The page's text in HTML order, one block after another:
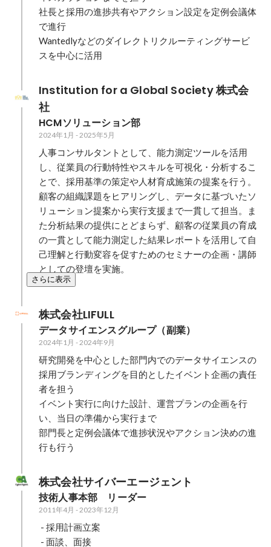
社長と採用の進捗共有やアクション設定を定例会議体
で進行
Wantedlyなどのダイレクトリクルーティングサービ
スを中心に活用
Institution for a Global Society 株式会
社
HCMソリューション部
2024年1月 -2025年5月
人事コンサルタントとして、能力測定ツールを活用
し、従業員の行動特性やスキルを可視化・分析するこ
とで、採用基準の策定や人材育成施策の提案を行う。
顧客の組織課題をヒアリングし、データに基づいたソ
リューション提案から実行支援まで一貫して担当。ま
た分析結果の提供にとどまらず、顧客の従業員の育成
の一貫として能力測定した結果レポートを活用して自
己理解と行動変容を促すためのセミナーの企画・講師
としての登壇を実施。
さらに表示
株式会社LIFULL
データサイエンスグループ（副業）
2024年1月 -2024年9月
研究開発を中心とした部門内でのデータサイエンスの
採用ブランディングを目的としたイベント企画の責任
者を担う
イベント実行に向けた設計、運営プランの企画を行
い、当日の準備から実行まで
部門長と定例会議体で進捗状況やアクション決めの進
行も行う
株式会社サイバーエージェント
技術人事本部　リーダー
2011年4月 -2023年12月